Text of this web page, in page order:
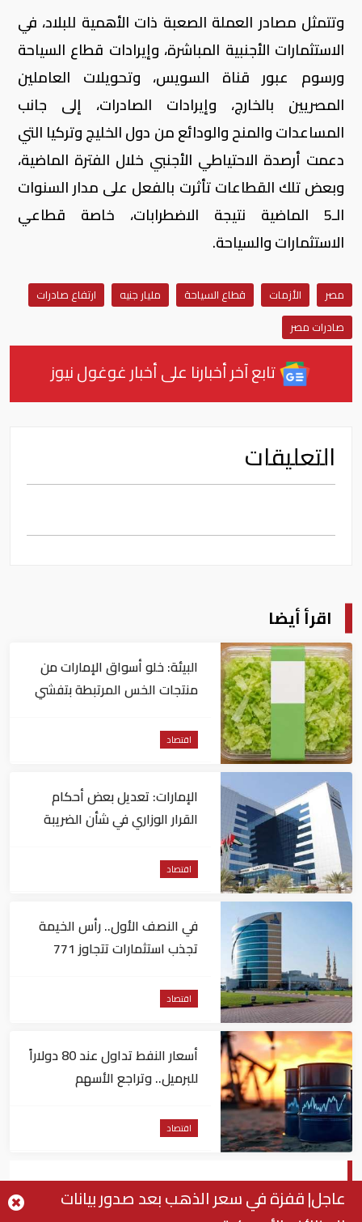
وتتمثل مصادر العملة الصعبة ذات الأهمية للبلاد، في
الاستثمارات الأجنبية المباشرة، وإيرادات قطاع السياحة
ورسوم عبور قناة السويس، وتحويلات العاملين
المصريين بالخارج، وإيرادات الصادرات، إلى جانب
المساعدات والمنح والودائع من دول الخليج وتركيا التي
دعمت أرصدة الاحتياطي الأجنبي خلال الفترة الماضية،
وبعض تلك القطاعات تأثرت بالفعل على مدار السنوات
الـ5 الماضية نتيجة الاضطرابات، خاصة قطاعي
الاستثمارات والسياحة.
مصر الأزمات قطاع السياحة مليار جنيه
ارتفاع صادرات
صادرات مصر
تابع آخر أخبارنا على أخبار غوغول نيوز
التعليقات
اقرأ أيضا
البيئة: خلو أسواق الإمارات من
منتجات الخس المرتبطة بتفشي
اقتصاد
الإمارات: تعديل بعض أحكام
القرار الوزاري في شأن الضريبة
اقتصاد
في النصف الأول.. رأس الخيمة
تجذب استثمارات تتجاوز 771
اقتصاد
أسعار النفط تداول عند 80 دولاراً
للبرميل.. وتراجع الأسهم
اقتصاد
ارتفاع إنفاق المستهلكين الأمريكيين في
عاجل| قفزة في سعر الذهب بعد صدور بيانات